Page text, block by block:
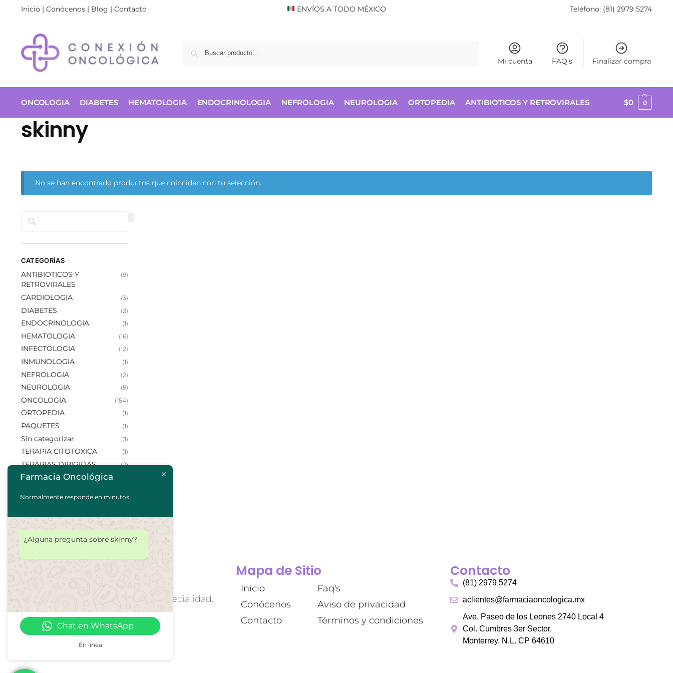
Inicio | Conócenos| Blog | Contacto ENVÍOS A TODO MÉXICO Teléfono: (81) 2979 5274
Mi cuenta FAQ’s Finalizar compra
ONCOLOGIA DIABETES HEMATOLOGIA ENDOCRINOLOGIA NEFROLOGIA NEUROLOGIA ORTOPEDIA ANTIBIOTICOS Y RETROVIRALES $0 0
skinny
No se han encontrado productos que coincidan con tu selección.
CATEGORÍAS
ANTIBIOTICOS Y
RETROVIRALES
(9)
CARDIOLOGIA (3)
DIABETES (2)
ENDOCRINOLOGIA (1)
HEMATOLOGIA (16)
INFECTOLOGIA (12)
INMUNOLOGIA (1)
NEFROLOGIA (2)
NEUROLOGIA (5)
ONCOLOGIA (154)
ORTOPEDIA (1)
PAQUETES (1)
Sin categorizar (1)
TERAPIA CITOTOXICA (1)
TERAPIAS DIRIGIDAS (2)
Farmacia Oncologica y de Alta Especialidad.
Mapa de Sitio
Inicio
Conócenos
Contacto
Faq's
Aviso de privacidad
Términos y condiciones
Contacto
(81) 2979 5274
aclientes@farmaciaoncologica.mx
Ave. Paseo de los Leones 2740 Local 4
Col. Cumbres 3er Sector.
Monterrey, N.L. CP 64610
Farmacia Oncológica
Normalmente responde en minutos
¿Alguna pregunta sobre skinny?
Chat en WhatsApp
En línea